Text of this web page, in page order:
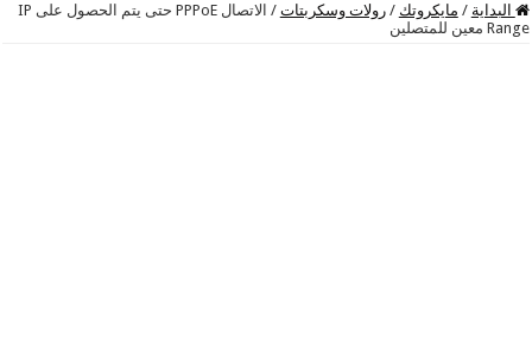
البداية / مايكروتك / رولات وسكربتات /
الاتصال PPPoE حتى يتم الحصول على IP
Range معين للمتصلين